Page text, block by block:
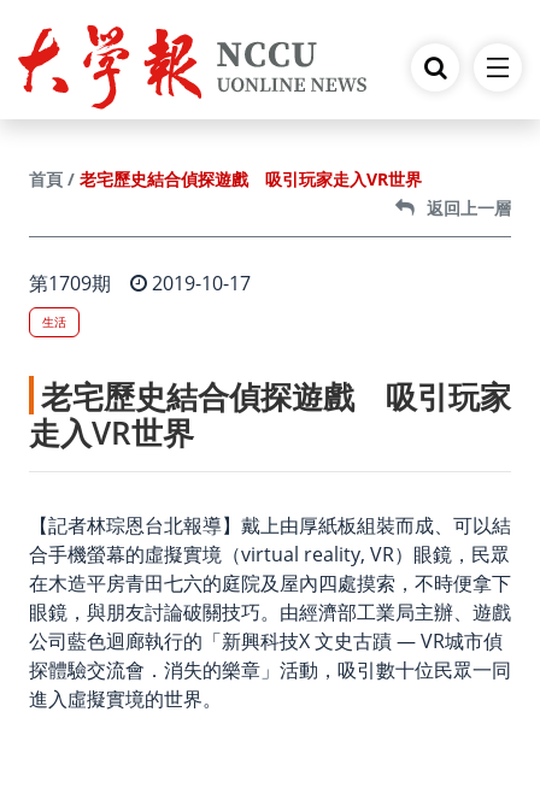
首頁
老宅歷史結合偵探遊戲 吸引玩家走入VR世界
返回上一層
第1709期 2019-10-17
生活
老宅歷史結合偵探遊戲 吸引玩家
走入VR世界
【記者林琮恩台北報導】戴上由厚紙板組裝而成、可以結
合手機螢幕的虛擬實境（virtual reality, VR） 眼鏡，民眾
在木造平房青田七六的庭院及屋內四處摸索，不時便拿下
眼鏡，與朋友討論破關技巧。由經濟部工業局主辦、遊戲
公司藍色迴廊執行的「新興科技X 文史古蹟 — VR城市偵
探體驗交流會．消失的樂章」活動，吸引數十位民眾一同
進入虛擬實境的世界。